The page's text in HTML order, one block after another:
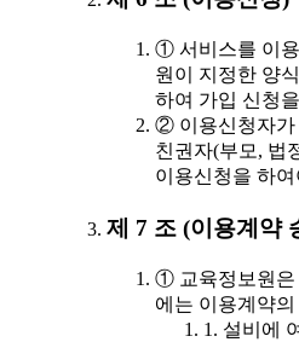
① 서비스를 이
원이 지정한 양
하여 가입 신청
② 이용신청자가
친권자(부모, 법
이용신청을 하
제 7 조 (이용계약
① 교육정보원은
에는 이용계약
1. 설비에